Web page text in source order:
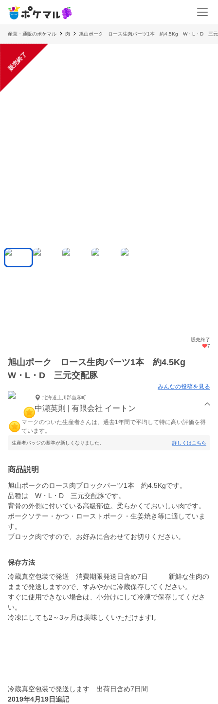
産直・通販のポケマル 肉 旭山ポーク ロース生肉パーツ1本 約4.5Kg W・L・D 三元
販売終了
販売終了
7
旭山ポーク ロース生肉パーツ1本 約4.5Kg
W・L・D 三元交配豚
みんなの投稿を見る
北海道上川郡当麻町
中瀬英則 | 有限会社 イートン
マークのついた生産者さんは、過去1年間で平均して特に高い評価を得
ています。
生産者バッジの基準が新しくなりました。 詳しくはこちら
商品説明
旭山ポークのロース肉ブロックパーツ1本 約4.5Kgです。
品種は W・L・D 三元交配豚です。
背骨の外側に付いている高級部位。柔らかくておいしい肉です。
ポークソテー・かつ・ローストポーク・生姜焼き等に適していま
す。
保存方法
冷蔵真空包装で発送 消費期限発送日含め7日 新鮮な生肉の
ままで発送しますので、すみやかに冷蔵保存してください。
すぐに使用できない場合は、小分けにして冷凍で保存してくださ
い。
冷凍にしても2～3ヶ月は美味しくいただけますl。
冷蔵真空包装で発送します 出荷日含め7日間
2019年4月19日追記